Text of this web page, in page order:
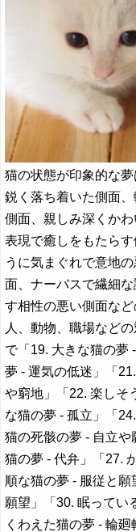
猫の状態が印象的な
鋭く落ち着いた側面
側面、親しみ深くか
表現で癒しをもたら
うに気まぐれで意地
面、ナーバスで繊細
す相性の悪い側面な
人、動物、職場など
で「19. 大きな猫の夢
夢 - 運気の低迷」「
や窮地」「22. 楽しそ
な猫の夢 - 孤立」「
猫の死骸の夢 - 自立
猫の夢 - 代弁」「27.
順な猫の夢 - 服従と願
願望」「30. 眠ってい
くわえた猫の夢 - 輪